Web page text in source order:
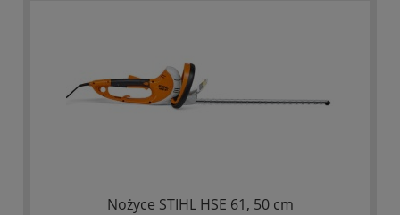
Nożyce STIHL HSE 61, 50 cm